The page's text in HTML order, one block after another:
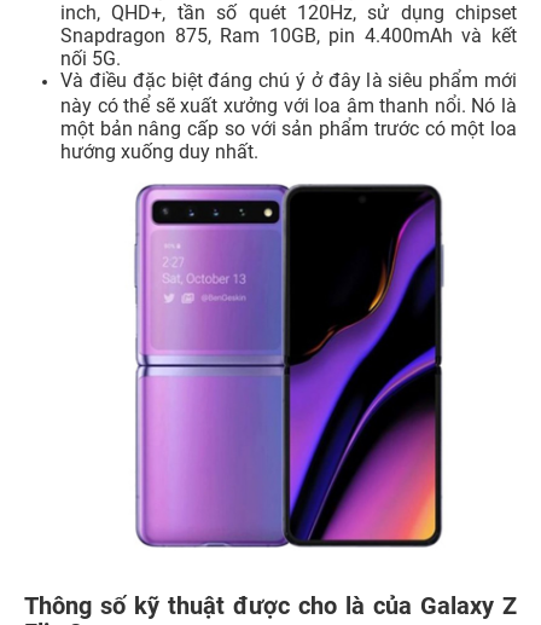
inch, QHD+, tần số quét 120Hz, sử dụng chipset
Snapdragon 875, Ram 10GB, pin 4.400mAh và kết
nối 5G.
Và điều đặc biệt đáng chú ý ở đây là siêu phẩm mới
này có thể sẽ xuất xưởng với loa âm thanh nổi. Nó là
một bản nâng cấp so với sản phẩm trước có một loa
hướng xuống duy nhất.
Thông số kỹ thuật được cho là của Galaxy Z